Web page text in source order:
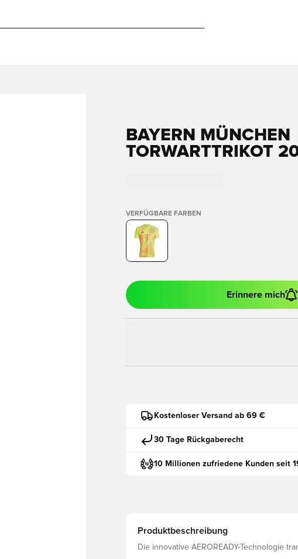
BAYERN MÜNCHEN
TORWARTTRIKOT
VERFÜGBARE FARBEN
Erinnere mich
Kostenloser Versand ab 69 €
30 Tage Rückgaberecht
10 Millionen zufriedene Kunden seit
Produktbeschreibung
Die innovative AEROREADY-Technologie